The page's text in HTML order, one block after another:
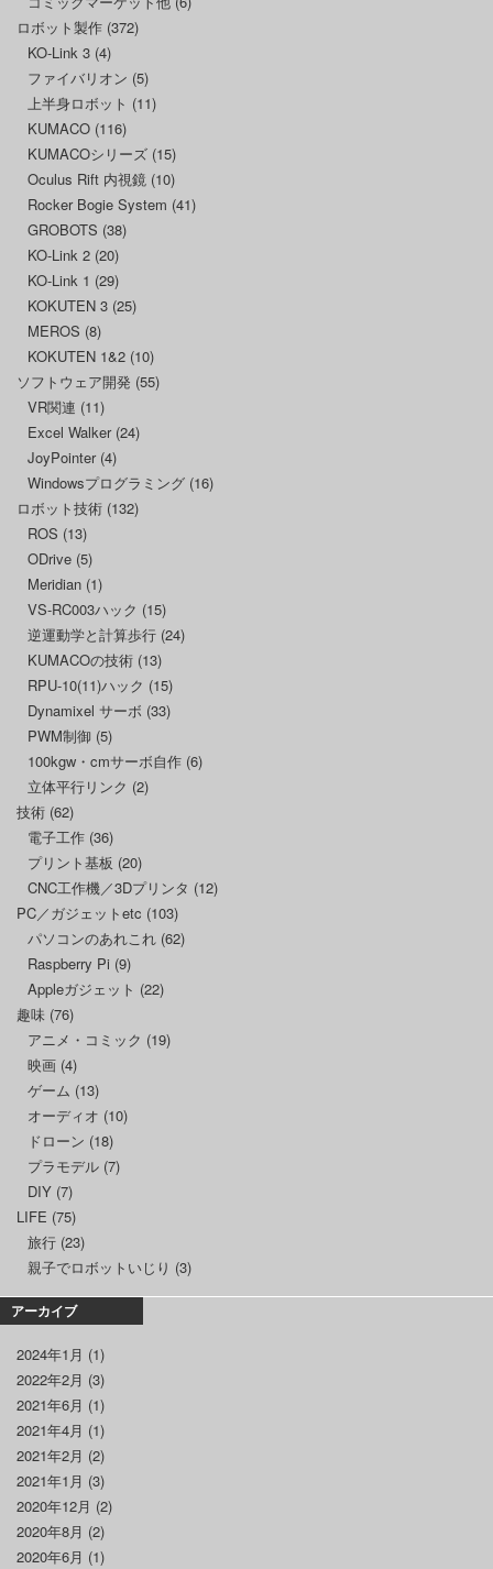
ロボット製作 (372)
KO-Link 3 (4)
ファイバリオン (5)
上半身ロボット (11)
KUMACO (116)
KUMACOシリーズ (15)
Oculus Rift 内視鏡 (10)
Rocker Bogie System (41)
GROBOTS (38)
KO-Link 2 (20)
KO-Link 1 (29)
KOKUTEN 3 (25)
MEROS (8)
KOKUTEN 1&2 (10)
ソフトウェア開発 (55)
VR関連 (11)
Excel Walker(24)
JoyPointer(4)
Windowsプログラミング (16)
ロボット技術 (132)
ROS (13)
ODrive (5)
Meridian (1)
VS-RC003ハック (15)
逆運動学と計算歩行 (24)
KUMACOの技術 (13)
RPU-10(11)ハック (15)
Dynamixel サーボ (33)
PWM制御 (5)
100kgw・cmサーボ自作 (6)
立体平行リンク (2)
技術 (62)
電子工作 (36)
プリント基板 (20)
CNC工作機／3Dプリンタ (12)
PC／ガジェットetc (103)
パソコンのあれこれ (62)
Raspberry Pi (9)
Appleガジェット (22)
趣味 (76)
アニメ・コミック (19)
映画 (4)
ゲーム (13)
オーディオ (10)
ドローン (18)
プラモデル (7)
DIY (7)
LIFE (75)
旅行 (23)
親子でロボットいじり (3)
アーカイブ
2024年1月 (1)
2022年2月 (3)
2021年6月 (1)
2021年4月 (1)
2021年2月 (2)
2021年1月 (3)
2020年12月 (2)
2020年8月 (2)
2020年6月 (1)